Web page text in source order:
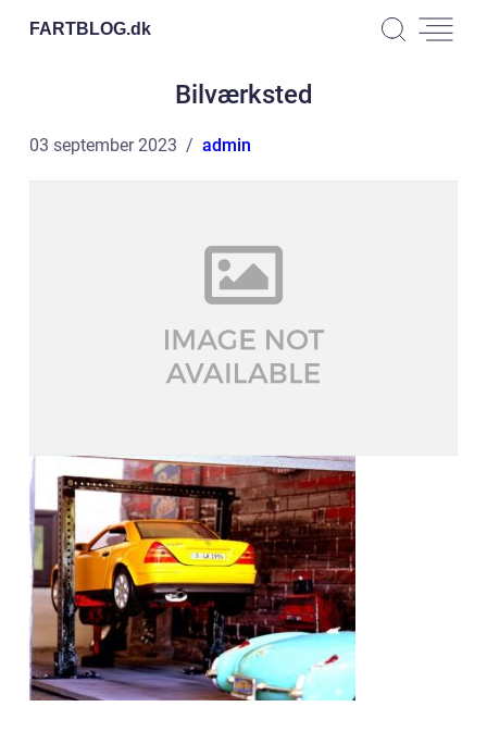
FARTBLOG.dk
Bilværksted
03 september 2023 admin